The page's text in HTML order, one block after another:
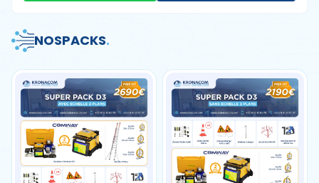
Gel gepolsterte Schutzkniepolster
FC18 - Chaussure Montante Apex
S3S ESD HRO SR SC FO : Noir/Bleu
69.00 EUR x 1
69.00 EUR
PJ50 - Blouson pilote 3 en 1 haute
NOSPACKS.